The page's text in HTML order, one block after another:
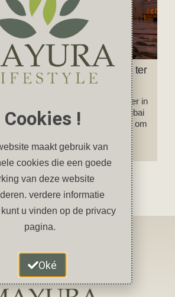
moskee, de mooiste moskee ter
India hadden we een stop-over in
we de highlights van Dubai
ook een uitstapje naar Abu Dhabi om
Cookies !
maakt gebruik van
cookies die een goede
van deze website
verdere informatie
u vinden op de privacy
pagina.
Oké